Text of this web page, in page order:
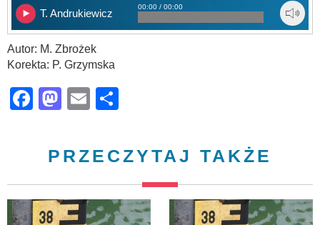
T. Andrukiewicz
00:00 / 00:00
Autor: M. Zbrożek
Korekta: P. Grzymska
Facebook
Mastodon
Email
PRZECZYTAJ TAKŻE